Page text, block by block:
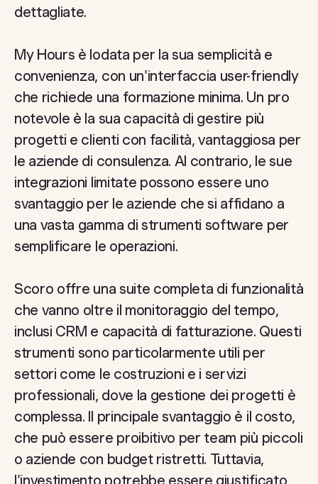
dettagliate.
My Hours è lodata per la sua semplicità e
convenienza, con un'interfaccia user-friendly
che richiede una formazione minima. Un pro
notevole è la sua capacità di gestire più
progetti e clienti con facilità, vantaggiosa per
le aziende di consulenza. Al contrario, le sue
integrazioni limitate possono essere uno
svantaggio per le aziende che si affidano a
una vasta gamma di strumenti software per
semplificare le operazioni.
Scoro offre una suite completa di funzionalità
che vanno oltre il monitoraggio del tempo,
inclusi CRM e capacità di fatturazione. Questi
strumenti sono particolarmente utili per
settori come le costruzioni e i servizi
professionali, dove la gestione dei progetti è
complessa. Il principale svantaggio è il costo,
che può essere proibitivo per team più piccoli
o aziende con budget ristretti. Tuttavia,
l'investimento potrebbe essere giustificato